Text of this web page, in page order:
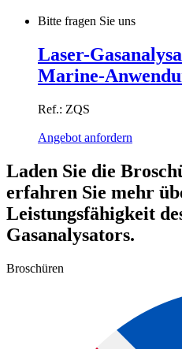
Bitte fragen Sie uns
Laser-
Marine-
Ref.: ZQS
Angebot anfordern
Laden Sie die
erfahren Sie mehr
Leistungsfähigkeit
Gasanalysators.
Broschüren